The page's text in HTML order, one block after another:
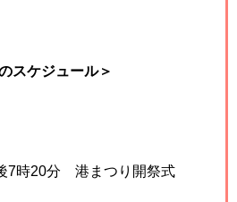
スケジュール＞
7時20分 港まつり開祭式